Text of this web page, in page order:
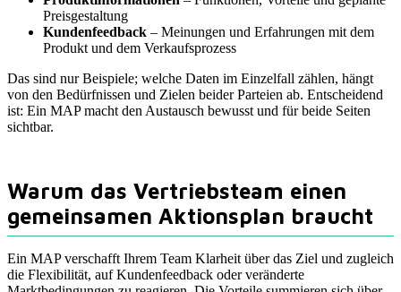
Preisgestaltung
Kundenfeedback – Meinungen und Erfahrungen mit dem
Produkt und dem Verkaufsprozess
Das sind nur Beispiele; welche Daten im Einzelfall zählen, hängt
von den Bedürfnissen und Zielen beider Parteien ab. Entscheidend
ist: Ein MAP macht den Austausch bewusst und für beide Seiten
sichtbar.
Warum das Vertriebsteam einen
gemeinsamen Aktionsplan braucht
Ein MAP verschafft Ihrem Team Klarheit über das Ziel und zugleich
die Flexibilität, auf Kundenfeedback oder veränderte